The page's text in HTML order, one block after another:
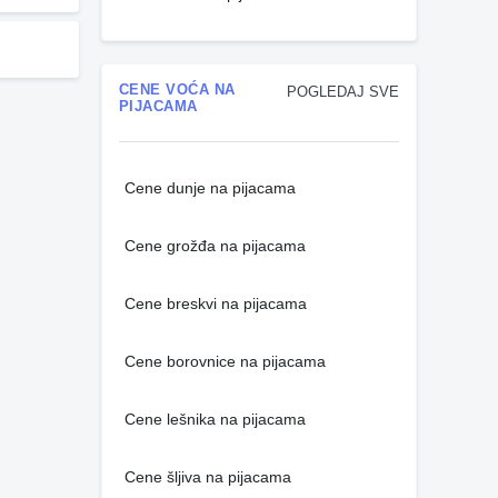
POGLEDAJ SVE
CENE VOĆA NA
PIJACAMA
Cene dunje na pijacama
Cene grožđa na pijacama
Cene breskvi na pijacama
Cene borovnice na pijacama
Cene lešnika na pijacama
Cene šljiva na pijacama